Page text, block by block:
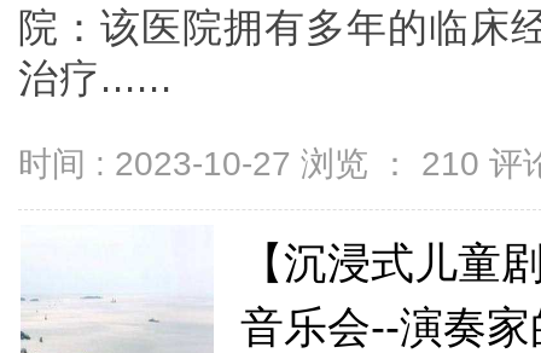
院：该医院拥有多年的临床
治疗......
时间 : 2023-10-27 浏览 ： 210 评
【沉浸式儿童
音乐会--演奏